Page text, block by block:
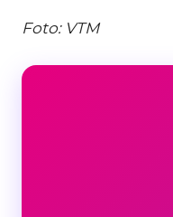
Foto: VTM